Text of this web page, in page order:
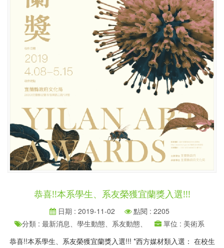
恭喜!!本系學生、系友榮獲宜蘭獎入選!!!
日期 : 2019-11-02
點閱 : 2205
分類 : 最新消息、學生動態、系友動態、
單位 : 美術系
恭喜!!本系學生、系友榮獲宜蘭獎入選!!! *西方媒材類入選： 在校生